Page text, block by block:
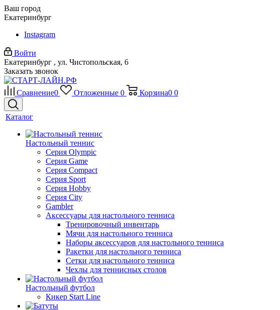
Ваш город
Екатеринбург
Instagram
Войти
Екатеринбург , ул. Чистопольская, 6
Заказать звонок
Сравнение0 Отложенные 0 Корзина0 0
Каталог
Настольный теннис
Серия Olympic
Серия Game
Серия Compact
Серия Sport
Серия Hobby
Серия City
Gambler
Аксессуары для настольного тенниса
Тренировочный инвентарь
Мячи для настольного тенниса
Наборы аксессуаров для настольного тенниса
Ракетки для настольного тенниса
Сетки для настольного тенниса
Чехлы для теннисных столов
Настольный футбол
Кикер Start Line